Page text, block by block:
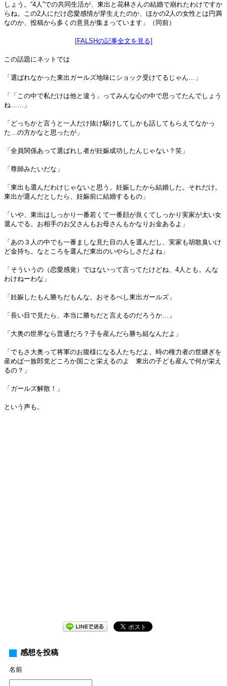
しょう。“4人”での共同生活が、東出と花林さんの結婚で崩れたわけですか
らね。この2人にだけ恋愛感情が芽生えたのか、ほかの2人の女性とは円満
なのか、投稿から多くの意見が集まっています」（同前）
[FALSHの記事全文を見る]
この話題にネットでは
「選ばれなかった東出ガールズ地味にショック受けてるじゃん…」
「「この中で私だけは他と違う」ってみんな心の中で思ってたんでしょう
ね……」
「どっちかと言うと一人だけ抜け駆けしてしかも話してもらえてなかっ
た…の方かなと思ったが」
「全員関係あって選ばれし者が妊娠成功したんじゃない？笑」
「尊師みたいだな」
「東出も選んだわけじゃないと思う。妊娠したから結婚した。それだけ。
東出が選んだとしたら、妊娠前に結婚するもの」
「いや、東出はしっかり一番若くて一番顔が良くてしっかり実家が太い女
選んでる。お相手のお父さんもお母さんもかなりお金あるよ」
「あの３人の中でも一番ましな見た目の人を選んだし、実家も胡散臭いけ
ど金持ち。なところを選んだ東出のいやらしさだよね」
「そういうの（恋愛感覚）ではないって言ってたけどね、4人とも。んな
わけねーわな」
「妊娠したもん勝ちだもんな。おそるべし東出ガールズ」
「長い目で見たら、本当に勝ちだと言えるのだろうか…」
「大奥の世界なら普通だろ？子を産んだら勝ち組なんだよ」
「でもさ大奥って将軍のお腹様になる人たちだよ。時の権力者の世継ぎを
産めば一族郎党どころか国ごと栄えるのよ 東出の子ども産んで何が栄え
るの？」
「ガールズ解散！」
という声も。
感想を投稿
名前